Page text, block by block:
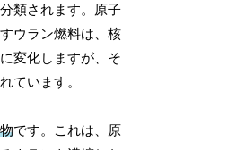
類されます。原子
ウラン燃料は、核
変化しますが、そ
ています。
です。これは、原